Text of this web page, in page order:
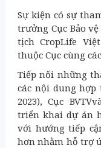
Sự kiện có sự
trưởng Cục Bảo
tịch CropLife
thuộc Cục cùng
Tiếp nối những
các nội dung hợp
2023), Cục
triển khai dự án
với hướng tiếp
hơn nhằm hỗ trợ